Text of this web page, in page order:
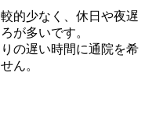
的少なく、休日や夜遅
が多いです。
の遅い時間に通院を希
ん。